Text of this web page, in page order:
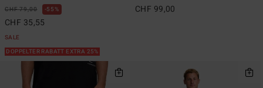
CHF 79,00 55%
CHF 35,55
SALE
DOPPELTER RABATT EXTRA 25%
CHF 99,00